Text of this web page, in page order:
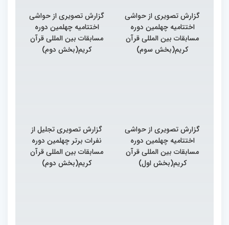
گزارش تصویری از حواشی
اختتامیه چهلمین دوره
مسابقات بین المللی قرآن
کریم(بخش سوم)
گزارش تصویری از حواشی
اختتامیه چهلمین دوره
مسابقات بین المللی قرآن
کریم(بخش دوم)
گزارش تصویری از حواشی
اختتامیه چهلمین دوره
مسابقات بین المللی قرآن
کریم(بخش اول)
گزارش تصویری تجلیل از
نفرات برتر چهلمین دوره
مسابقات بین المللی قرآن
کریم(بخش دوم)